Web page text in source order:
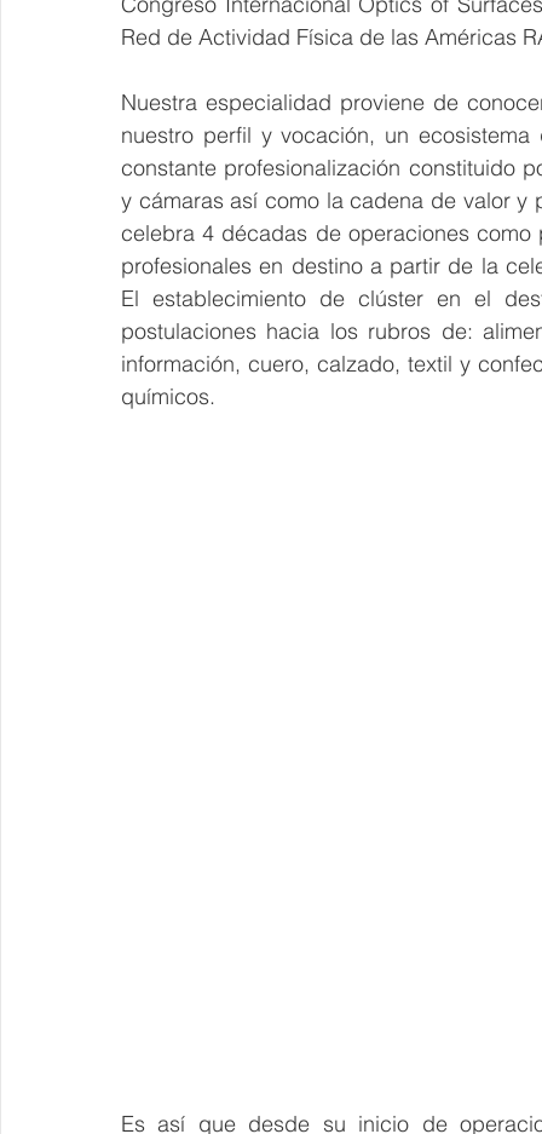
Red de Actividad Física de las Américas
Nuestra especialidad proviene de
nuestro perfil y vocación, un
constante profesionalización constituido
y cámaras así como la cadena de valor y
celebra 4 décadas de operaciones
profesionales en destino a partir de la
El establecimiento de clúster en el
postulaciones hacia los rubros de:
información, cuero, calzado, textil y
químicos.
Es así que desde su inicio de